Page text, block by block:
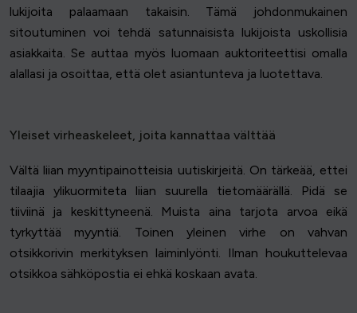
lukijoita palaamaan takaisin. Tämä johdonmukainen
sitoutuminen voi tehdä satunnaisista lukijoista uskollisia
asiakkaita. Se auttaa myös luomaan auktoriteettisi omalla
alallasi ja osoittaa, että olet asiantunteva ja luotettava.
Yleiset virheaskeleet, joita kannattaa välttää
Vältä liian myyntipainotteisia uutiskirjeitä. On tärkeää, ettei
tilaajia ylikuormiteta liian suurella tietomäärällä. Pidä se
tiiviinä ja keskittyneenä. Muista aina tarjota arvoa eikä
tyrkyttää myyntiä. Toinen yleinen virhe on vahvan
otsikkorivin merkityksen laiminlyönti. Ilman houkuttelevaa
otsikkoa sähköpostia ei ehkä koskaan avata.